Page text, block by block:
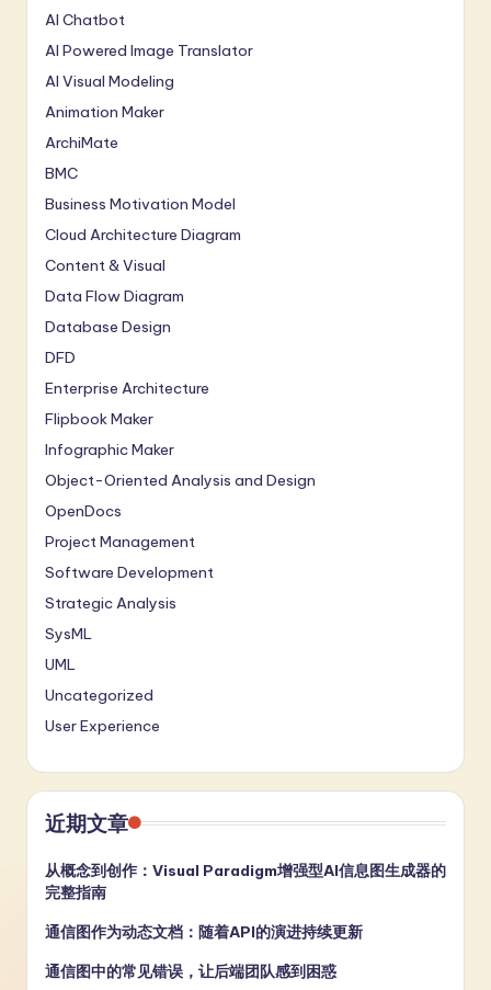
AI Chatbot
AI Powered Image Translator
AI Visual Modeling
Animation Maker
ArchiMate
BMC
Business Motivation Model
Cloud Architecture Diagram
Content & Visual
Data Flow Diagram
Database Design
DFD
Enterprise Architecture
Flipbook Maker
Infographic Maker
Object-Oriented Analysis and Design
OpenDocs
Project Management
Software Development
Strategic Analysis
SysML
UML
Uncategorized
User Experience
近期文章
从概念到创作：Visual Paradigm增强型AI信息图生成器的
完整指南
通信图作为动态文档：随着API的演进持续更新
通信图中的常见错误，让后端团队感到困惑